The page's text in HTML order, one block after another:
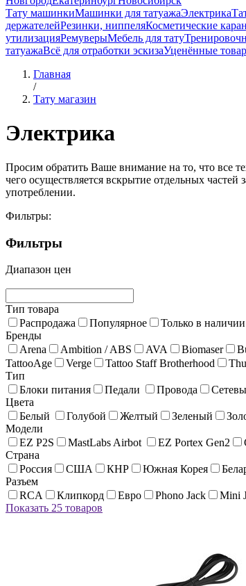
Тату машинкиМашинки для татуажаЭлектрика
держателейРезинки, ниппеляКосметические
утилизацияРемуверыМебель для тату
татуажаВсё для отработки эскизаУценённые
Главная
/
Тату магазин
Электрика
Просим обратить Ваше внимание на то, что все
чего осуществляется вскрытие отдельных
употреблении.
Фильтры:
Фильтры
Диапазон цен
Тип товара
Распродажа
Популярное
Только в наличии
Бренды
Arena
Ambition / ABS AVA Biomaser
TattooAge
Verge Tattoo Staff Brotherhood
Тип
Блоки питания
Педали Провода
Цвета
Белый
Голубой Желтый Зеленый
Модели
EZ P2S
MastLabs Airbot EZ Portex Gen2
Страна
Россия
США КНР Южная Корея
Разъем
RCA
Клипкорд Евро Phono Jack Mini
Показать 25 товаров